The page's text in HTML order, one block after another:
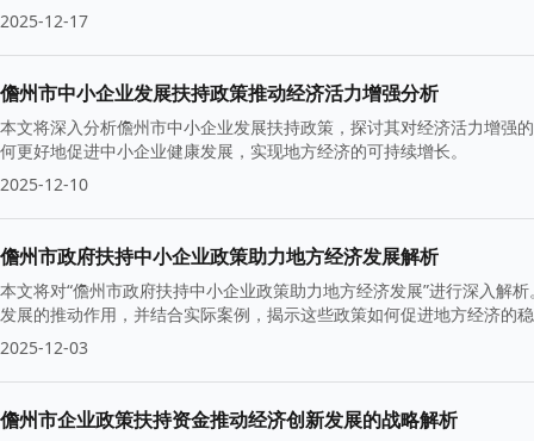
2025-12-17
儋州市中小企业发展扶持政策推动经济活力增强分析
本文将深入分析儋州市中小企业发展扶持政策，探讨其对经济活力增强
何更好地促进中小企业健康发展，实现地方经济的可持续增长。
2025-12-10
儋州市政府扶持中小企业政策助力地方经济发展解析
本文将对“儋州市政府扶持中小企业政策助力地方经济发展”进行深入解
发展的推动作用，并结合实际案例，揭示这些政策如何促进地方经济的
2025-12-03
儋州市企业政策扶持资金推动经济创新发展的战略解析